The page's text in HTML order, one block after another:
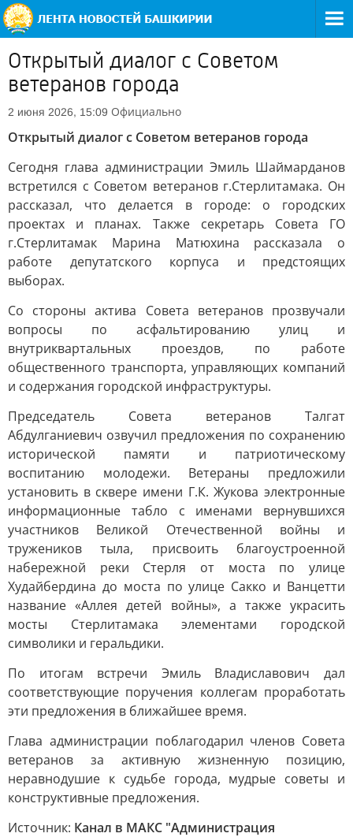
Открытый диалог с Советом
ветеранов города
2 июня 2026, 15:09 Официально
Открытый диалог с Советом ветеранов города
Сегодня глава администрации Эмиль Шаймарданов
встретился с Советом ветеранов г.Стерлитамака. Он
рассказал, что делается в городе: о городских
проектах и планах. Также секретарь Совета ГО
г.Стерлитамак Марина Матюхина рассказала о
работе депутатского корпуса и предстоящих
выборах.
Со стороны актива Совета ветеранов прозвучали
вопросы по асфальтированию улиц и
внутриквартальных проездов, по работе
общественного транспорта, управляющих компаний
и содержания городской инфраструктуры.
Председатель Совета ветеранов Талгат
Абдулганиевич озвучил предложения по сохранению
исторической памяти и патриотическому
воспитанию молодежи. Ветераны предложили
установить в сквере имени Г.К. Жукова электронные
информационные табло с именами вернувшихся
участников Великой Отечественной войны и
тружеников тыла, присвоить благоустроенной
набережной реки Стерля от моста по улице
Худайбердина до моста по улице Сакко и Ванцетти
название «Аллея детей войны», а также украсить
мосты Стерлитамака элементами городской
символики и геральдики.
По итогам встречи Эмиль Владиславович дал
соответствующие поручения коллегам проработать
эти предложения в ближайшее время.
Глава администрации поблагодарил членов Совета
ветеранов за активную жизненную позицию,
неравнодушие к судьбе города, мудрые советы и
конструктивные предложения.
Источник: Канал в МАКС "Администрация